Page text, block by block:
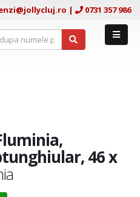
| 0731 357 986
46 x